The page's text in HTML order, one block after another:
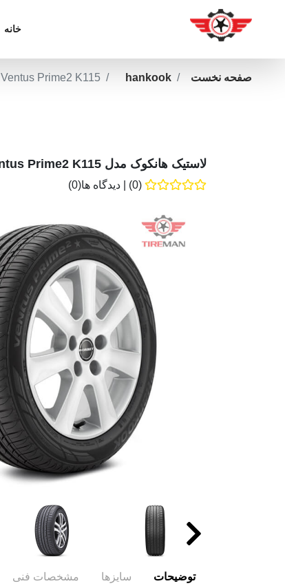
خانه
صفحه نخست hankook
Ventus Prime2 K115
لاستیک هانکوک مدل Ventus Prime2 K115
(0) دیدگاه ها(0)
توضیحات سایزها مشخصات فنی